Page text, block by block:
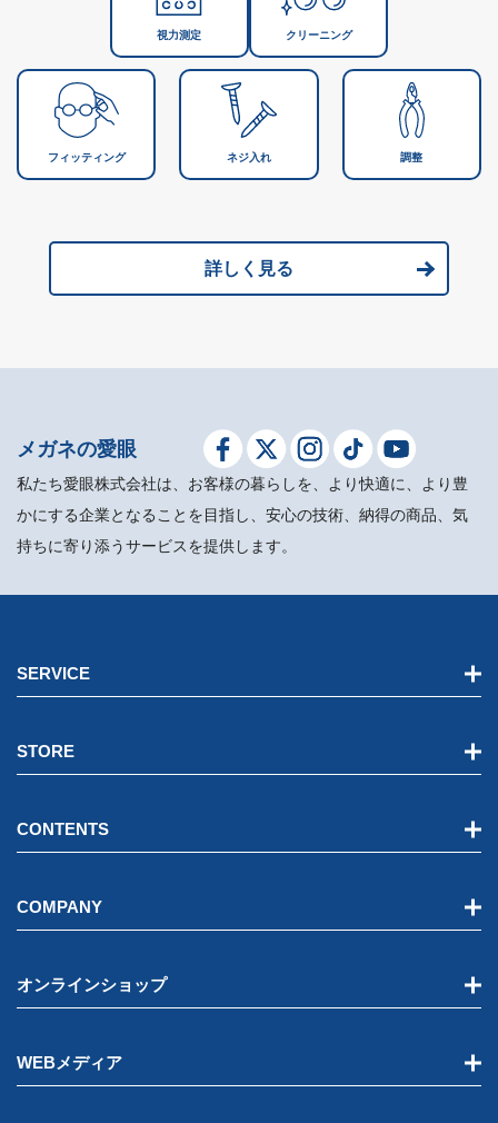
視力測定 クリーニング
フィッティング ネジ入れ 調整
詳しく見る
メガネの愛眼
私たち愛眼株式会社は、お客様の暮らしを、より快適に、より豊
かにする企業となることを目指し、安心の技術、納得の商品、気
持ちに寄り添うサービスを提供します。
SERVICE
STORE
CONTENTS
COMPANY
オンラインショップ
WEBメディア